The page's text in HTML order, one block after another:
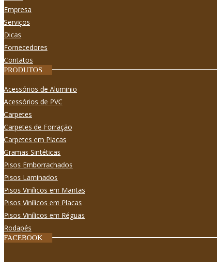
Empresa
Serviços
Dicas
Fornecedores
Contatos
PRODUTOS
Acessórios de Aluminio
Acessórios de PVC
Carpetes
Carpetes de Forração
Carpetes em Placas
Gramas Sintéticas
Pisos Emborrachados
Pisos Laminados
Pisos Viní­licos em Mantas
Pisos Viní­licos em Placas
Pisos Viní­licos em Réguas
Rodapés
FACEBOOK